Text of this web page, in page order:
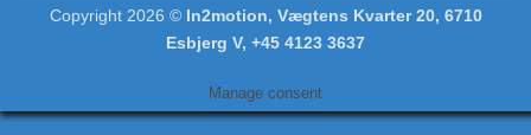
Copyright 2026 © In2motion, Vægtens Kvarter 20, 6710
Esbjerg V, +45 4123 3637
Manage consent